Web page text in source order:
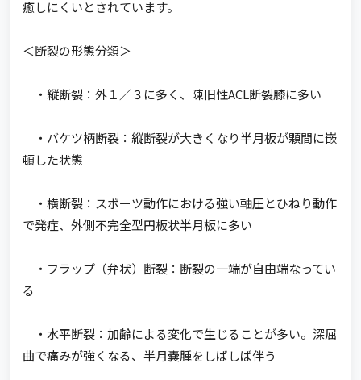
癒しにくいとされています。
＜断裂の形態分類＞
・縦断裂：外１／３に多く、陳旧性ACL断裂膝に多い
・バケツ柄断裂：縦断裂が大きくなり半月板が顆間に嵌
頓した状態
・横断裂：スポーツ動作における強い軸圧とひねり動作
で発症、外側不完全型円板状半月板に多い
・フラップ（弁状）断裂：断裂の一端が自由端なってい
る
・水平断裂：加齢による変化で生じることが多い。深屈
曲で痛みが強くなる、半月嚢腫をしばしば伴う